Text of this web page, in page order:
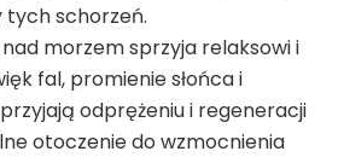
tych schorzeń.
morzem sprzyja relaksowi i
fal, promienie słońca i
odprężeniu i regeneracji
otoczenie do wzmocnienia